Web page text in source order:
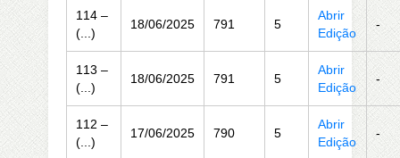
114 –
(...)
18/06/2025 791 5
Abrir
Edição
-
113 –
(...)
18/06/2025 791 5
Abrir
Edição
-
112 –
(...)
17/06/2025 790 5
Abrir
Edição
-